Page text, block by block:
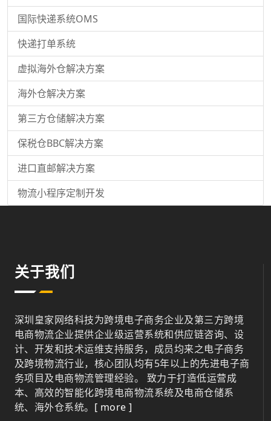
国际快递系统OMS
快递打单系统
虚拟海外仓解决方案
海外仓解决方案
第三方仓储解决方案
保税仓BBC解决方案
进口直邮解决方案
物流小程序定制开发
关于我们
深圳皇家网络科技为跨境电子商务企业及第三方跨境
电商物流企业提供企业级运营系统和供应链咨询、设
计、开发和技术运维支持服务，成员均来之电子商务
及跨境物流行业，核心团队均有5年以上的先进电子商
务项目及电商物流管理经验。 致力于打造低运营成
本、高效的智能化跨境电商物流系统及电商仓储系
统、海外仓系统。 [ more ]